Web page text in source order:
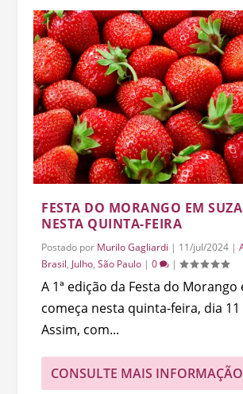
FESTA DO MORANGO EM
NESTA QUINTA-FEIRA
Postado por Murilo Gagliardi | 11/jul/2024 |
Brasil, Julho,São Paulo |0 |
A 1ª edição da Festa do Morango
começa nesta quinta-feira, dia
Assim, com...
CONSULTE MAIS INFORMAÇÃO